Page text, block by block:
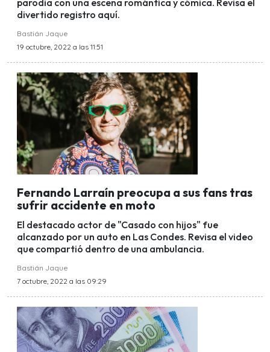
parodia con una escena romántica y cómica. Revisa el
divertido registro aquí.
Bastián Jaque
19 octubre, 2022 a las 11:51
Fernando Larraín preocupa a sus fans tras
sufrir accidente en moto
El destacado actor de "Casado con hijos" fue
alcanzado por un auto en Las Condes. Revisa el video
que compartió dentro de una ambulancia.
Bastián Jaque
7 octubre, 2022 a las 09:29